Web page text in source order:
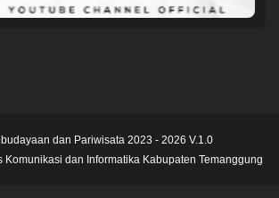
dan Pariwisata 2023 - 2026 V.1.0
Komunikasi dan Informatika Kabupaten Temanggung